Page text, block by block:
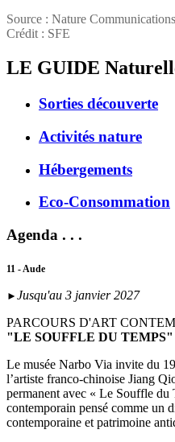
Source : Nature Communications
Crédit : SFE
LE GUIDE
Sorties découverte
Activités nature
Hébergements
Eco-Consommation
Agenda . . .
11 - Aude
► Jusqu'au 3 janvier 2027
PARCOURS D'ART
"LE SOUFFLE DU TEMPS"
Le musée Narbo Via invite du
l’artiste franco-chinoise Jiang
permanent avec « Le Souffle du
contemporain pensé comme un
contemporaine et patrimoine